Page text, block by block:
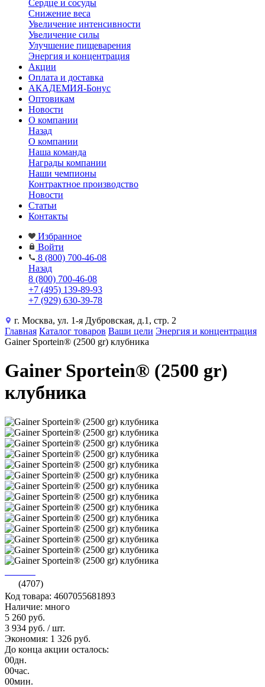
Сердце и сосуды
Снижение веса
Увеличение интенсивности
Увеличение силы
Улучшение пищеварения
Энергия и концентрация
Акции
Оплата и доставка
АКАДЕМИЯ-Бонус
Оптовикам
Новости
О компании
Назад
О компании
Наша команда
Награды компании
Наши чемпионы
Контрактное производство
Новости
Статьи
Контакты
Избранное
Войти
8 (800) 700-46-08
Назад
8 (800) 700-46-08
+7 (495) 139-89-93
+7 (929) 630-39-78
г. Москва, ул. 1-я Дубровская, д.1, стр. 2
Главная Каталог товаров Ваши цели Энергия и концентрация
Gainer Sportein® (2500 gr) клубника
Gainer Sportein® (2500 gr)
клубника
(4707)
Код товара: 4607055681893
Наличие: много
5 260 руб.
3 934 руб. / шт.
Экономия: 1 326 руб.
До конца акции осталось:
00дн.
00час.
00мин.